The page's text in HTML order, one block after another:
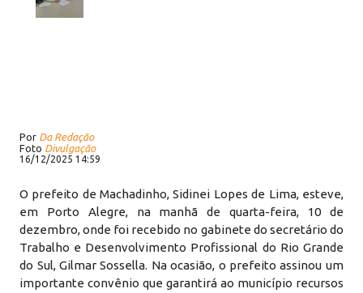
Por Da Redação
Foto Divulgação
16/12/2025 14:59
O prefeito de Machadinho, Sidinei Lopes de Lima, esteve,
em Porto Alegre, na manhã de quarta-feira, 10 de
dezembro, onde foi recebido no gabinete do secretário do
Trabalho e Desenvolvimento Profissional do Rio Grande
do Sul, Gilmar Sossella. Na ocasião, o prefeito assinou um
importante convênio que garantirá ao município recursos